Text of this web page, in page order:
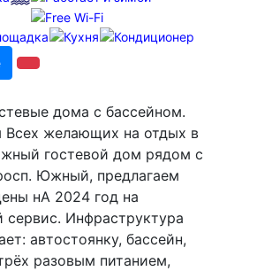
дома с бассейном.
Всех желающих на отдых в
гостевой дом рядом с
Южный, предлагаем
нА 2024 год на
Инфраструктура
автостоянку, бассейн,
разовым питанием,